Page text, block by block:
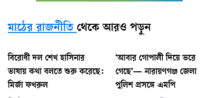
মাঠের রাজনীতি থেকে আরও পড়ুন
বিরোধী দল শেখ হাসিনার
ভাষায় কথা বলতে শুরু করেছে:
মির্জা ফখরুল
‘আবার গোপালী দিয়ে ভরে
গেছে’— নারায়ণগঞ্জ জেলা
পুলিশ প্রসঙ্গে এমপি